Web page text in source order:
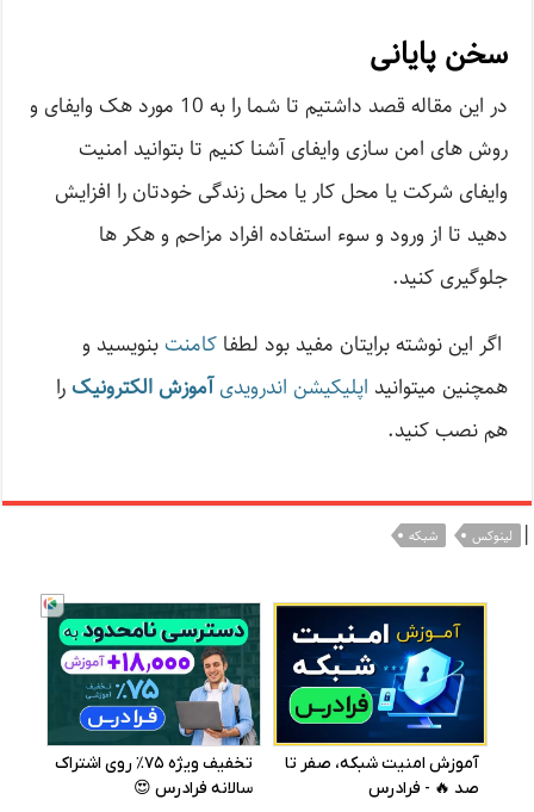
سخن پایانی
در این مقاله قصد داشتیم تا شما را به 10 مورد هک وایفای و
روش های امن سازی وایفای آشنا کنیم تا بتوانید امنیت
وایفای شرکت یا محل کار یا محل زندگی خودتان را افزایش
دهید تا از ورود و سوء استفاده افراد مزاحم و هکر ها
جلوگیری کنید.
اگر این نوشته‌ برایتان مفید بود لطفاکامنت بنویسید و
همچنین میتوانید اپلیکیشن اندرویدیآموزش الکترونیک را
هم نصب کنید.
| لینوکس شبکه